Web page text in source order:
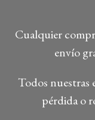
Cualquier
envío
Todos nuestras
pérdida o